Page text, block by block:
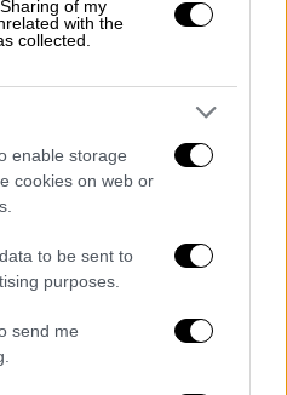
of my
with the
collected.
enable storage
cookies on web or
to be sent to
purposes.
send me
Σώμα
Λέσβος